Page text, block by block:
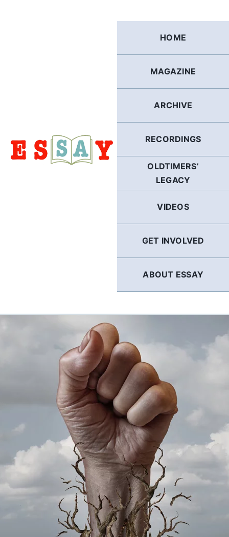
HOME
MAGAZINE
ARCHIVE
RECORDINGS
OLDTIMERS’
LEGACY
VIDEOS
GET INVOLVED
ABOUT ESSAY